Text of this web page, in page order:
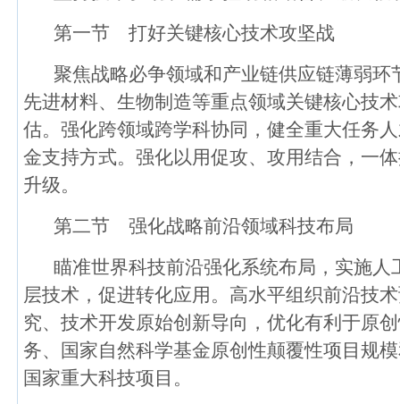
第一节 打好关键核心技术攻坚战
聚焦战略必争领域和产业链供应链薄弱
先进材料、生物制造等重点领域关键核心技
估。强化跨领域跨学科协同，健全重大任务
金支持方式。强化以用促攻、攻用结合，一
升级。
第二节 强化战略前沿领域科技布局
瞄准世界科技前沿强化系统布局，实施
层技术，促进转化应用。高水平组织前沿技
究、技术开发原始创新导向，优化有利于原
务、国家自然科学基金原创性颠覆性项目规
国家重大科技项目。